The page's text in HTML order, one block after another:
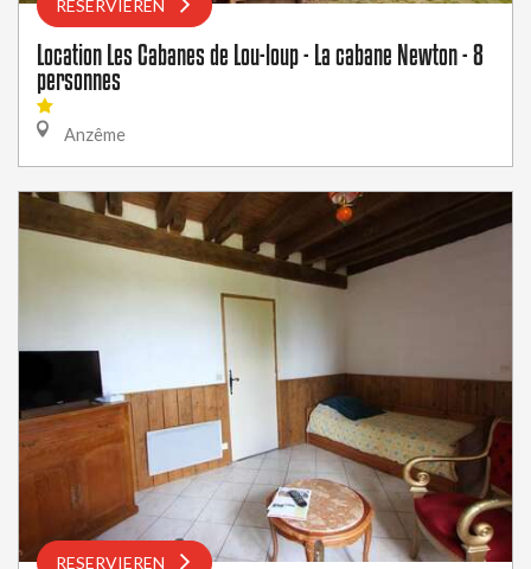
RESERVIEREN
Location Les Cabanes de Lou-loup - La cabane Newton - 8
personnes
Anzême
RESERVIEREN